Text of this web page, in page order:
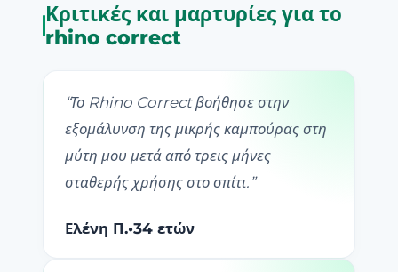
Κριτικές και μαρτυρίες για το
rhino correct
“Το Rhino Correct βοήθησε στην
εξομάλυνση της μικρής καμπούρας στη
μύτη μου μετά από τρεις μήνες
σταθερής χρήσης στο σπίτι. ”
Ελένη Π.•34 ετών